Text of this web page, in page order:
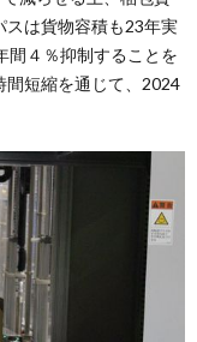
スは貨物容積も23年実
間４％抑制することを
間短縮を通じて、2024